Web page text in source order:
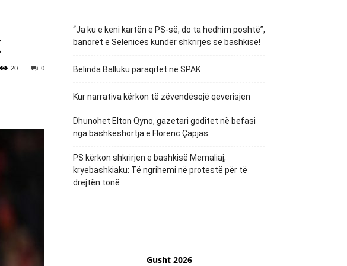
0
20
“Ja ku e keni kartën e PS-së, do ta hedhim poshtë”,
banorët e Selenicës kundër shkrirjes së bashkisë!
Belinda Balluku paraqitet në SPAK
Kur narrativa kërkon të zëvendësojë qeverisjen
Dhunohet Elton Qyno, gazetari goditet në befasi
nga bashkëshortja e Florenc Çapjas
PS kërkon shkrirjen e bashkisë Memaliaj,
kryebashkiaku: Të ngrihemi në protestë për të
drejtën tonë
Gusht 2026